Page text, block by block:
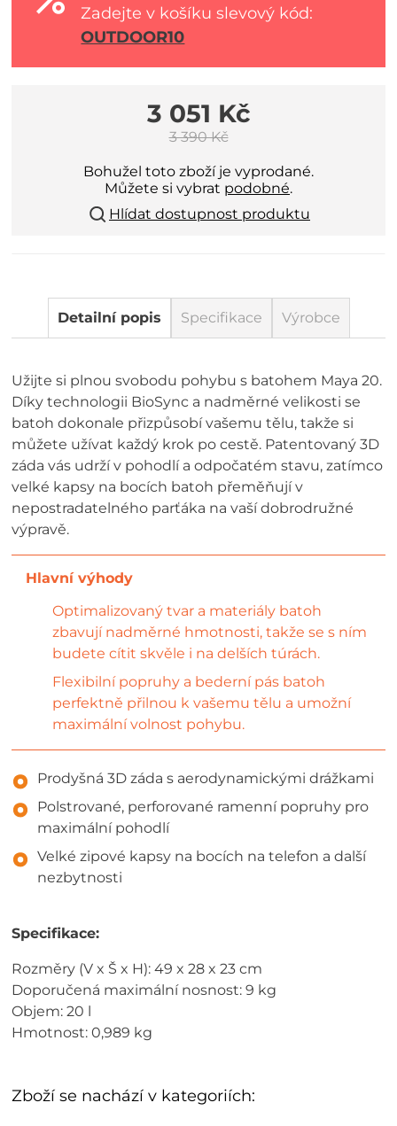
Zadejte v košíku slevový kód:
OUTDOOR10
3 051 Kč
3 390 Kč
Bohužel toto zboží je vyprodané.
Můžete si vybrat podobné.
Hlídat dostupnost produktu
Detailní popis Specifikace Výrobce
Užijte si plnou svobodu pohybu s batohem Maya 20.
Díky technologii BioSync a nadměrné velikosti se
batoh dokonale přizpůsobí vašemu tělu, takže si
můžete užívat každý krok po cestě. Patentovaný 3D
záda vás udrží v pohodlí a odpočatém stavu, zatímco
velké kapsy na bocích batoh přeměňují v
nepostradatelného parťáka na vaší dobrodružné
výpravě.
Optimalizovaný tvar a materiály batoh
zbavují nadměrné hmotnosti, takže se s ním
budete cítit skvěle i na delších túrách.
Flexibilní popruhy a bederní pás batoh
perfektně přilnou k vašemu tělu a umožní
maximální volnost pohybu.
Prodyšná 3D záda s aerodynamickými drážkami
Polstrované, perforované ramenní popruhy pro
maximální pohodlí
Velké zipové kapsy na bocích na telefon a další
nezbytnosti
Specifikace:
Rozměry (V x Š x H): 49 x 28 x 23 cm
Doporučená maximální nosnost: 9 kg
Objem: 20 l
Hmotnost: 0,989 kg
Zboží se nachází v kategoriích: